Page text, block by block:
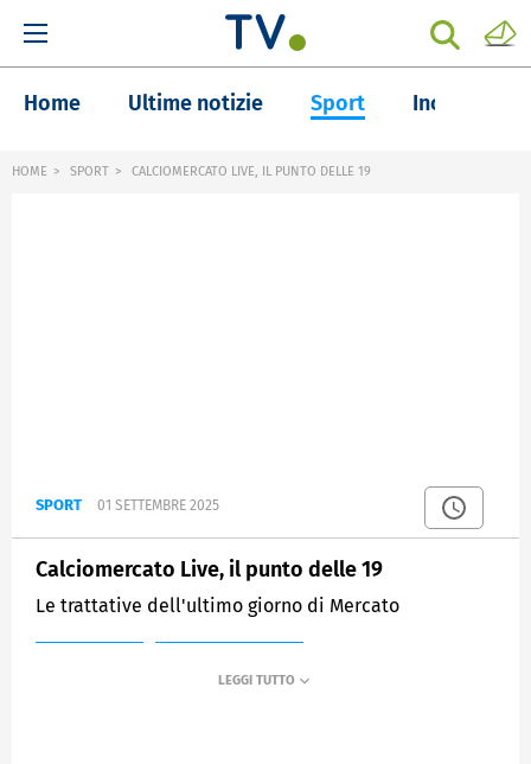
Home Ultime notizie Sport Inchieste
HOME SPORT CALCIOMERCATO LIVE, IL PUNTO DELLE 19
SPORT 01 SETTEMBRE 2025
Calciomercato Live, il punto delle 19
Le trattative dell'ultimo giorno di Mercato